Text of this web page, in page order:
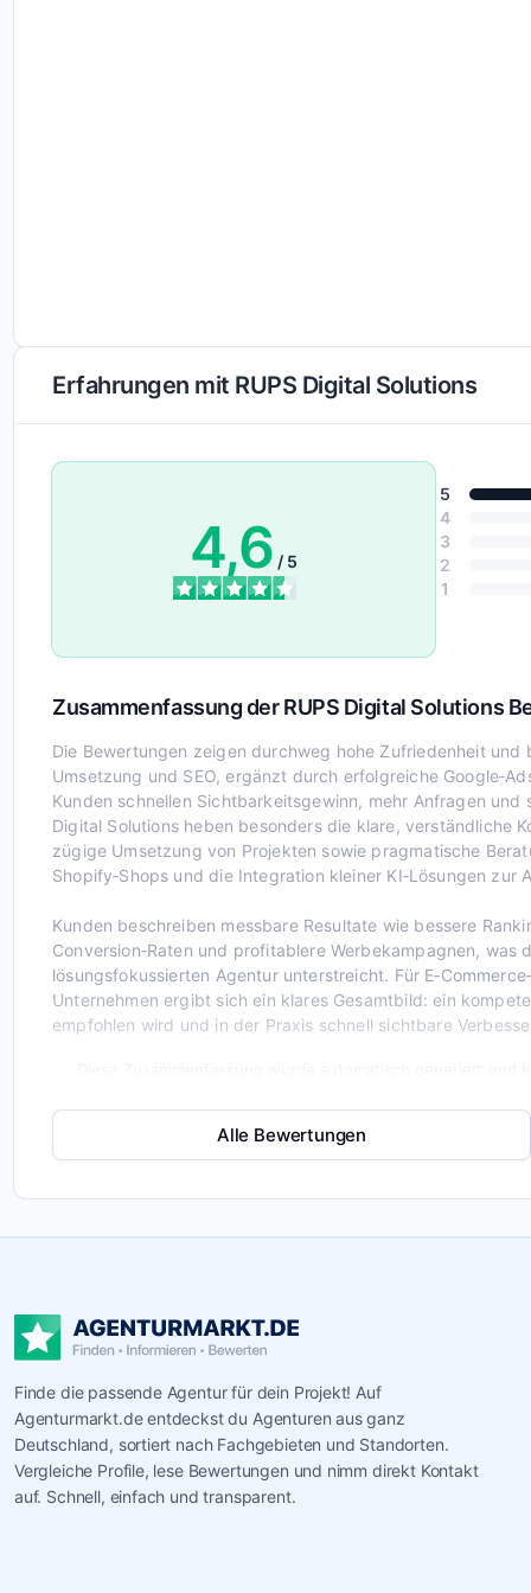
Erfahrungen mit RUPS Digital Solutions
4,6 / 5
5
4
3
2
1
Zusammenfassung der RUPS Digital Solutions
Die Bewertungen zeigen durchweg hohe Zufriedenheit
Umsetzung und SEO, ergänzt durch erfolgreiche
Kunden schnellen Sichtbarkeitsgewinn, mehr Anfragen und
Digital Solutions heben besonders die klare, verständliche
zügige Umsetzung von Projekten sowie pragmatische
Shopify‑Shops und die Integration kleiner KI‑Lösungen
Kunden beschreiben messbare Resultate wie bessere
Conversion‑Raten und profitablere Werbekampagnen,
lösungsfokussierten Agentur unterstreicht. Für
Unternehmen ergibt sich ein klares Gesamtbild: ein
empfohlen wird und in der Praxis schnell sichtbare
Alle Bewertungen
Finde die passende Agentur für dein Projekt! Auf
Agenturmarkt.de entdeckst du Agenturen aus ganz
Deutschland, sortiert nach Fachgebieten und Standorten.
Vergleiche Profile, lese Bewertungen und nimm direkt Kontakt
auf. Schnell, einfach und transparent.